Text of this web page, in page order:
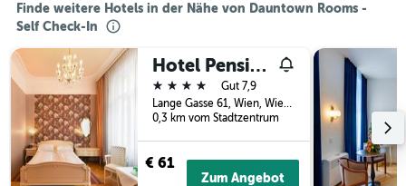
Finde weitere Hotels in der Nähe von Dauntown Rooms -
Self Check-In
Hotel Pension Baronesse
4 Sterne
Gut 7,9
Lange Gasse 61, Wien, Wien (Bundesland), Österreich
0,3 km vom Stadtzentrum
€ 61
Zum Angebot